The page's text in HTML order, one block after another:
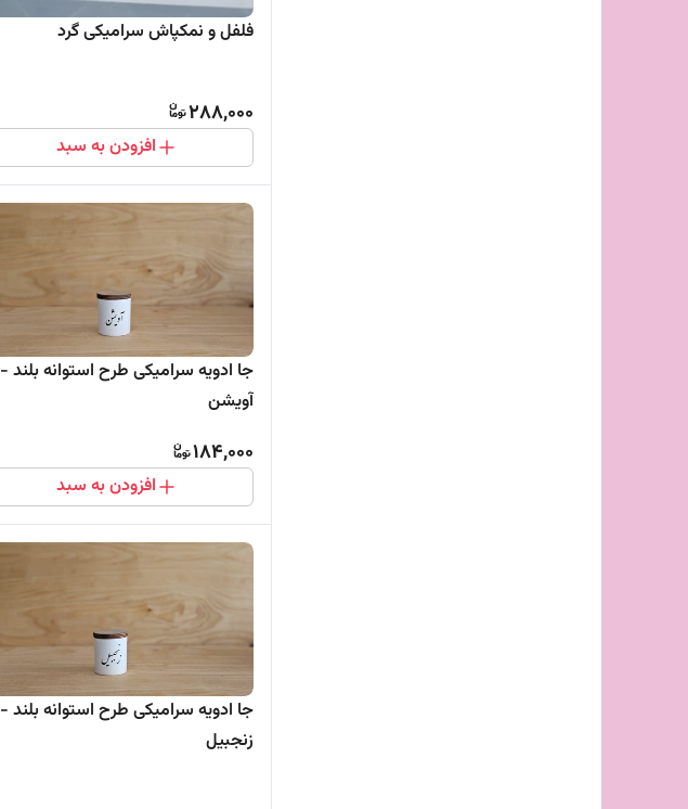
فلفل و نمکپاش سرامیکی گرد
288,000
افزودن به سبد
جا ادویه سرامیکی طرح استوانه بلند -
آویشن
184,000
افزودن به سبد
جا ادویه سرامیکی طرح استوانه بلند -
زنجبیل